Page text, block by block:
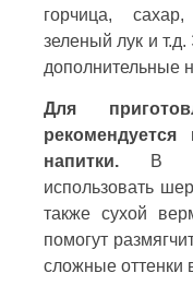
горчица,
зеленый лук и
дополнительные
Для
рекомендуется
напитки. В
использовать
также сухой
помогут
сложные оттенки